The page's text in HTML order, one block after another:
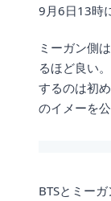
9月6日13時
ミーガン側
るほど良い
するのは初
のイメーを公
BTSとミー